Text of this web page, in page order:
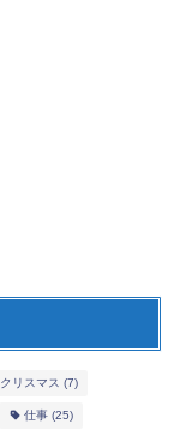
クリスマス (7)
仕事 (25)